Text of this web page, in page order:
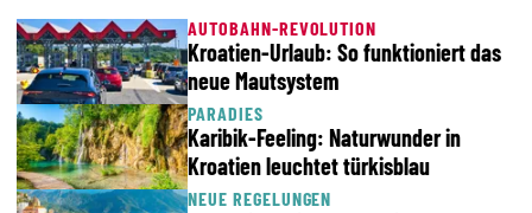
AUTOBAHN-REVOLUTION
Kroatien-Urlaub: So funktioniert das
neue Mautsystem
PARADIES
Karibik-Feeling: Naturwunder in
Kroatien leuchtet türkisblau
NEUE REGELUNGEN